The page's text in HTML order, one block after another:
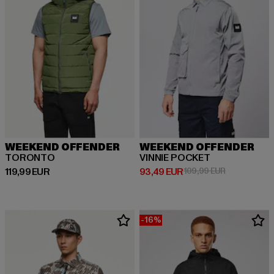
WEEKEND OFFENDER
TORONTO
119,99 EUR
Derzeitiger Preis: 119,99 EUR
WEEKEND OFFENDER
VINNIE POCKET
93,49 EUR
Derzeitiger Preis: 93,49 EUR
109,99 EUR
-16%